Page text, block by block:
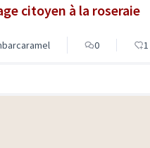
citoyen à la roseraie
0 1